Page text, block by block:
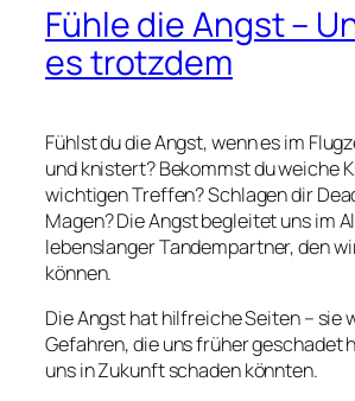
Fühle die Angst –
es trotzdem
Fühlst du die Angst, wenn es im
und knistert? Bekommst du weiche
wichtigen Treffen? Schlagen dir
Magen? Die Angst begleitet uns im
lebenslanger Tandempartner, den
können.
Die Angst hat hilfreiche Seiten – sie
Gefahren, die uns früher geschadet
uns in Zukunft schaden könnten.